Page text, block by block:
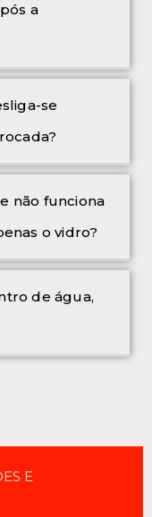
a
se
não funciona
o vidro?
de água,
E